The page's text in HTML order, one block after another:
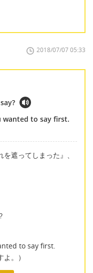
2018/07/07 05:33
wanted to say first.
遮ってしまった』、
to say first.
。）